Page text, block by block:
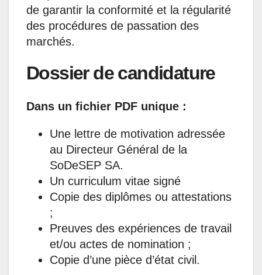
de garantir la conformité et la régularité
des procédures de passation des
marchés.
Dossier de candidature
Dans un fichier PDF unique :
Une lettre de motivation adressée
au Directeur Général de la
SoDeSEP SA.
Un curriculum vitae signé
Copie des diplômes ou attestations
;
Preuves des expériences de travail
et/ou actes de nomination ;
Copie d’une pièce d’état civil.